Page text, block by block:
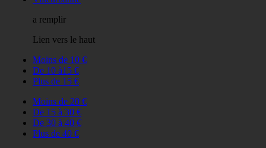
a remplir
Lien vers le haut
Moins de 10 €
De 10 à15 €
Plus de 15 €
Moins de 20 €
De 15 à 30 €
De 30 à 40 €
Plus de 40 €